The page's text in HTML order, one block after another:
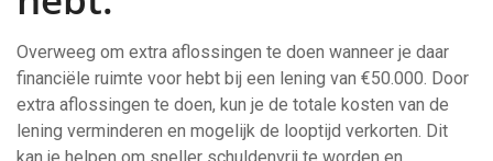
Overweeg om extra aflossingen te doen wanneer je daar
financiële ruimte voor hebt bij een lening van €50.000. Door
extra aflossingen te doen, kun je de totale kosten van de
lening verminderen en mogelijk de looptijd verkorten. Dit